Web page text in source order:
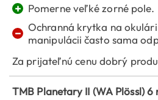
+ Pomerne veľké zorné pole.
− Ochranná krytka na
manipulácii často sama
Za prijateľnú cenu dobrý
TMB Planetary II (WA Plössl) 6